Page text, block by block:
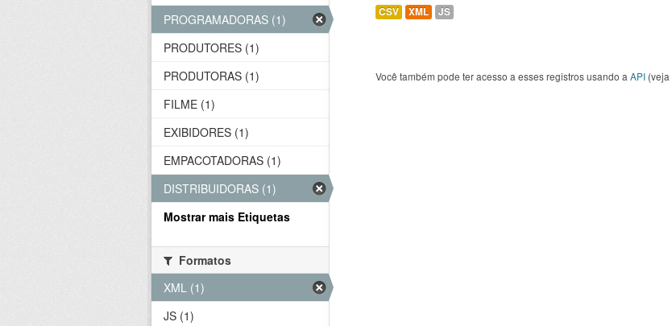
CSV XML JS
Você também pode ter acesso a esses registros usando a API (veja
PROGRAMADORAS (1)
PRODUTORES (1)
PRODUTORAS (1)
FILME (1)
EXIBIDORES (1)
EMPACOTADORAS (1)
DISTRIBUIDORAS (1)
Mostrar mais Etiquetas
Formatos
XML (1)
JS (1)